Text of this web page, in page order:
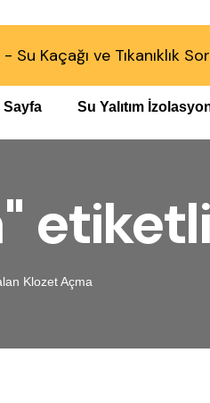
Su Kaçağı ve Tıkanıklık
Sayfa Su Yalıtım
Klozet Açma